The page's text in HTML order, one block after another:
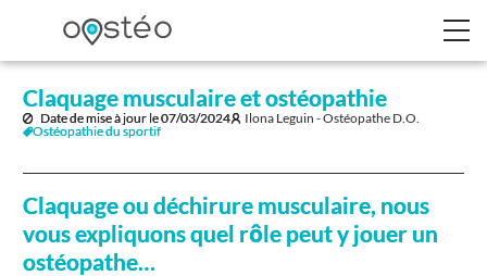
Claquage musculaire et ostéopathie
Date de mise à jour le07/03/2024
Ilona Leguin - Ostéopathe D.O.
Ostéopathie du sportif
Claquage ou déchirure musculaire, nous
vous expliquons quel rôle peut y jouer un
ostéopathe…